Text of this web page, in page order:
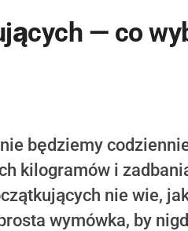
— co
będziemy
kilogramów i
nie wie,
wymówka, by